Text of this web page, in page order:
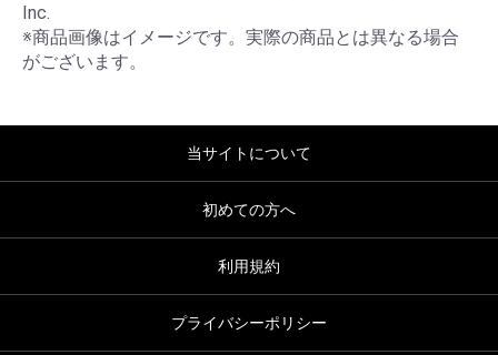
Inc.
※商品画像はイメージです。実際の商品とは異なる場合
がございます。
当サイトについて
初めての方へ
利用規約
プライバシーポリシー